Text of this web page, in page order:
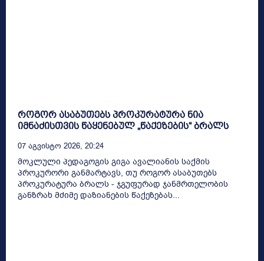
როგორ ასაბუთებს პროკურატურა ნია
იმნაძისთვის წაყენებულ „წაქეზების“ ბრალს
07 Აგვისტო 2026, 20:24
მოკლული პედაგოგის გიგა ავალიანის საქმის
პროკურორი განმარტავს, თუ როგორ ასაბუთებს
პროკურატურა ბრალს - ჯგუფურად ჯანმრთელობის
განზრახ მძიმე დაზიანების წაქეზებას...